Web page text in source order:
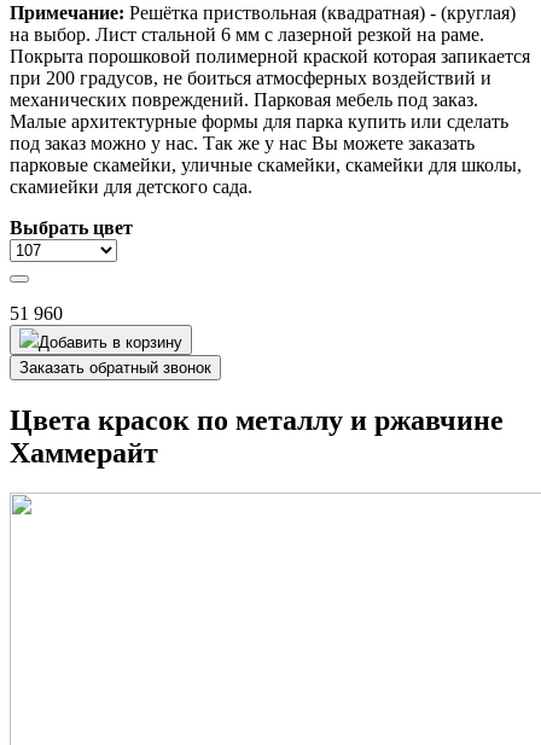
Примечание: Решётка приствольная (квадратная) - (круглая)
на выбор. Лист стальной 6 мм с лазерной резкой на раме.
Покрыта порошковой полимерной краской которая запикается
при 200 градусов, не боиться атмосферных воздействий и
механических повреждений. Парковая мебель под заказ.
Малые архитектурные формы для парка купить или сделать
под заказ можно у нас. Так же у нас Вы можете заказать
парковые скамейки, уличные скамейки, скамейки для школы,
скамиейки для детского сада.
Выбрать цвет
51 960
Добавить в корзину
Заказать обратный звонок
Цвета красок по металлу и ржавчине
Хаммерайт